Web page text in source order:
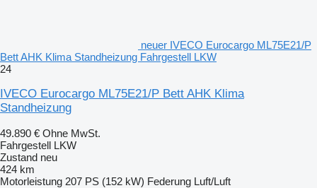
neuer IVECO Eurocargo ML75E21/P
Bett AHK Klima Standheizung Fahrgestell LKW
24
IVECO Eurocargo ML75E21/P Bett AHK Klima
Standheizung
49.890 € Ohne MwSt.
Fahrgestell LKW
Zustand neu
424 km
Motorleistung 207 PS (152 kW) Federung Luft/Luft